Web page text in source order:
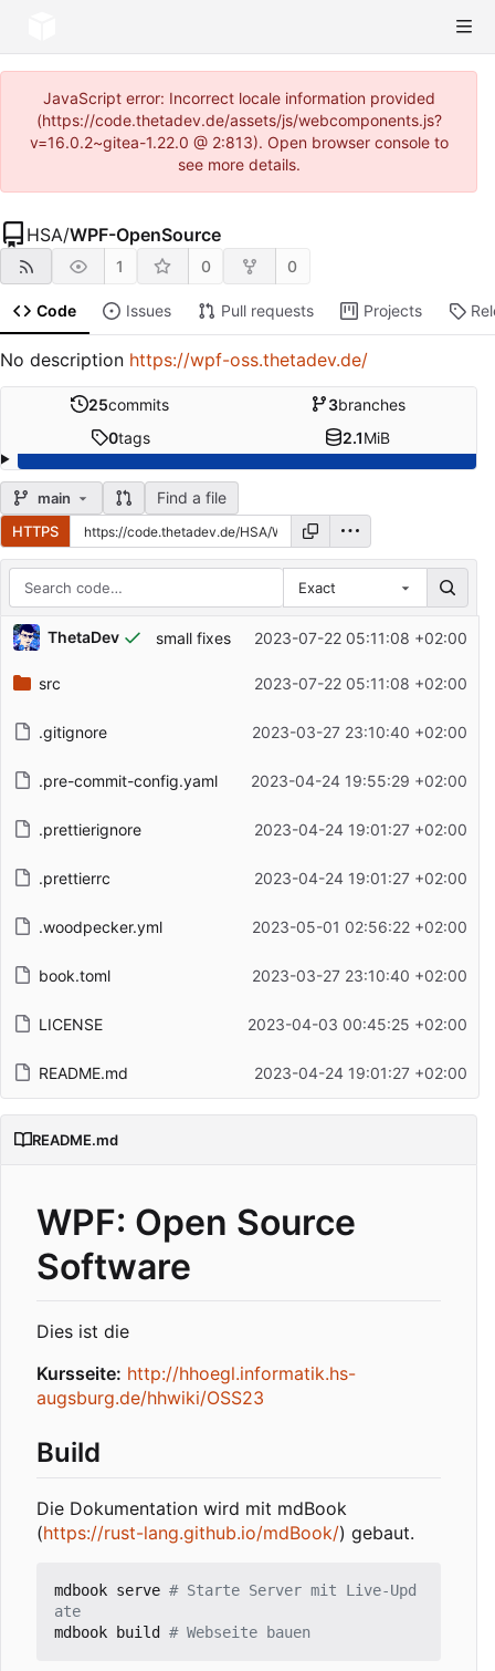
JavaScript error: Incorrect locale information provided
(https://code.thetadev.de/assets/js/webcomponents.js?
v=16.0.2~gitea-1.22.0 @ 2:813). Open browser console to
see more details.
HSA/WPF-OpenSource
1 0 0
Code Issues Pull requests Projects
No description https://wpf-oss.thetadev.de/
25commits 3branches
0tags 2.1MiB
main Find a file
HTTPS
Exact
Repository files (latest commit first)
Filename
Latest commit message
ThetaDev small fixes 2023-07-22 05:11:08 +02:00
src 2023-07-22 05:11:08 +02:00
.gitignore 2023-03-27 23:10:40 +02:00
.pre-commit-config.yaml 2023-04-24 19:55:29 +02:00
.prettierignore 2023-04-24 19:01:27 +02:00
.prettierrc 2023-04-24 19:01:27 +02:00
.woodpecker.yml 2023-05-01 02:56:22 +02:00
book.toml 2023-03-27 23:10:40 +02:00
LICENSE 2023-04-03 00:45:25 +02:00
README.md 2023-04-24 19:01:27 +02:00
README.md
WPF: Open Source
Software
Dies ist die
Kursseite: http://hhoegl.informatik.hs-
augsburg.de/hhwiki/OSS23
Build
Die Dokumentation wird mit mdBook
(https://rust-lang.github.io/mdBook/) gebaut.
mdbook serve # Starte Server mit Live-Upd
ate
mdbook build # Webseite bauen